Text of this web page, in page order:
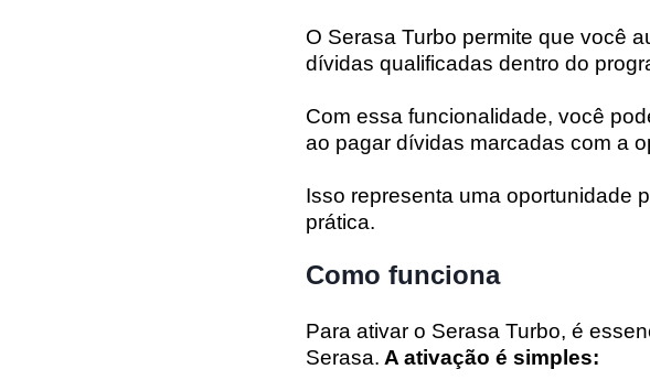
O Serasa Turbo permite que você
dívidas qualificadas dentro do
Com essa funcionalidade, você
ao pagar dívidas marcadas com a
Isso representa uma oportunidade
prática.
Como funciona
Para ativar o Serasa Turbo, é
Serasa. A ativação é simples: